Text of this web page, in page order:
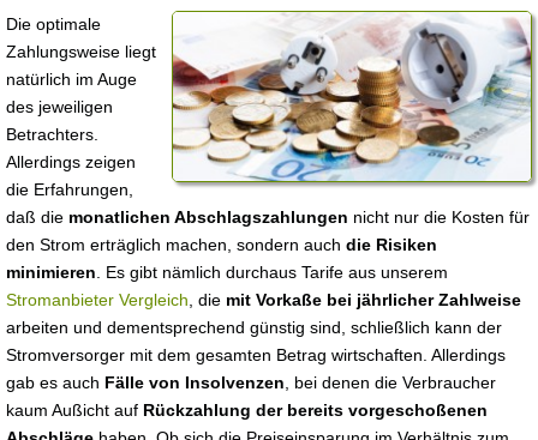
Die optimale
Zahlungsweise liegt
natürlich im Auge
des jeweiligen
Betrachters.
Allerdings zeigen
die Erfahrungen,
daß die monatlichen Abschlagszahlungen nicht nur die Kosten für
den Strom erträglich machen, sondern auch die Risiken
minimieren . Es gibt nämlich durchaus Tarife aus unserem
Stromanbieter Vergleich , die mit Vorkaße bei jährlicher Zahlweise
arbeiten und dementsprechend günstig sind, schließlich kann der
Stromversorger mit dem gesamten Betrag wirtschaften. Allerdings
gab es auch Fälle von Insolvenzen , bei denen die Verbraucher
kaum Außicht auf Rückzahlung der bereits vorgeschoßenen